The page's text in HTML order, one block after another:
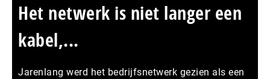
Het netwerk is niet langer een
kabel,...
Jarenlang werd het bedrijfsnetwerk gezien als een